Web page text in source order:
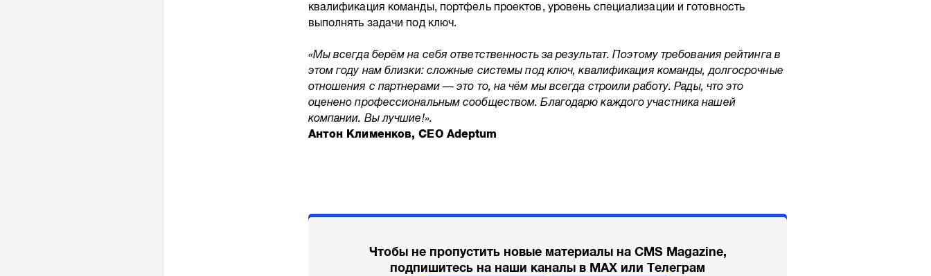
квалификация команды, портфель проектов, уровень специализации и готовность
выполнять задачи под ключ.
«Мы всегда берём на себя ответственность за результат. Поэтому требования рейтинга в
этом году нам близки: сложные системы под ключ, квалификация команды, долгосрочные
отношения с партнерами — это то, на чём мы всегда строили работу. Рады, что это
оценено профессиональным сообществом. Благодарю каждого участника нашей
компании. Вы лучшие!».
Антон Клименков, CEO Adeptum
Чтобы не пропустить новые материалы на CMS Magazine,
подпишитесь на наши каналы в MAX или Телеграм